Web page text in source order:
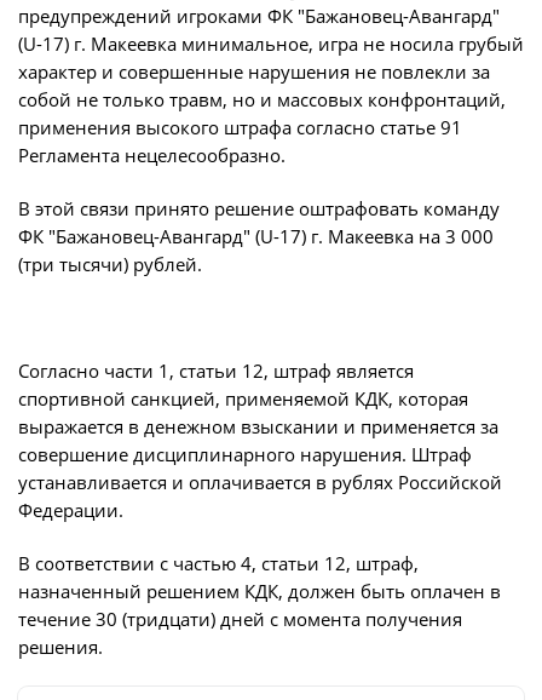
О турнире
Архив турниров
Регламентирующие документы
предупреждений игроками ФК "Бажановец-Авангард"
(U-17) г. Макеевка минимальное, игра не носила грубый
характер и совершенные нарушения не повлекли за
собой не только травм, но и массовых конфронтаций,
применения высокого штрафа согласно статье 91
Регламента нецелесообразно.
В этой связи принято решение оштрафовать команду
ФК "Бажановец-Авангард" (U-17) г. Макеевка на 3 000
(три тысячи) рублей.
Согласно части 1, статьи 12, штраф является
спортивной санкцией, применяемой КДК, которая
выражается в денежном взыскании и применяется за
совершение дисциплинарного нарушения. Штраф
устанавливается и оплачивается в рублях Российской
Федерации.
В соответствии с частью 4, статьи 12, штраф,
назначенный решением КДК, должен быть оплачен в
течение 30 (тридцати) дней с момента получения
решения.